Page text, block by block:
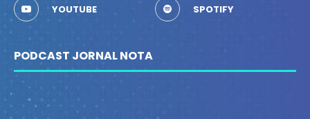
YOUTUBE SPOTIFY
PODCAST JORNAL NOTA